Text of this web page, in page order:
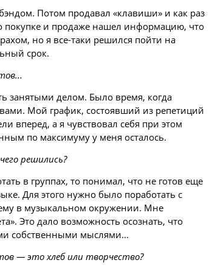
Потом продавал «клавиши» и как раз
покупке и продаже нашел информацию, что
но я все-таки решился пойти на
срок.
занятыми делом. Было время, когда
Мой график, состоявший из репетиций
вперед, а я чувствовал себя при этом
по максимуму у меня осталось.
решились?
в группах, то понимал, что не готов еще
Для этого нужно было поработать с
в музыкальном окружении. Мне
Это дало возможность осознать, что
собственными мыслями...
— это хлеб или творчество?